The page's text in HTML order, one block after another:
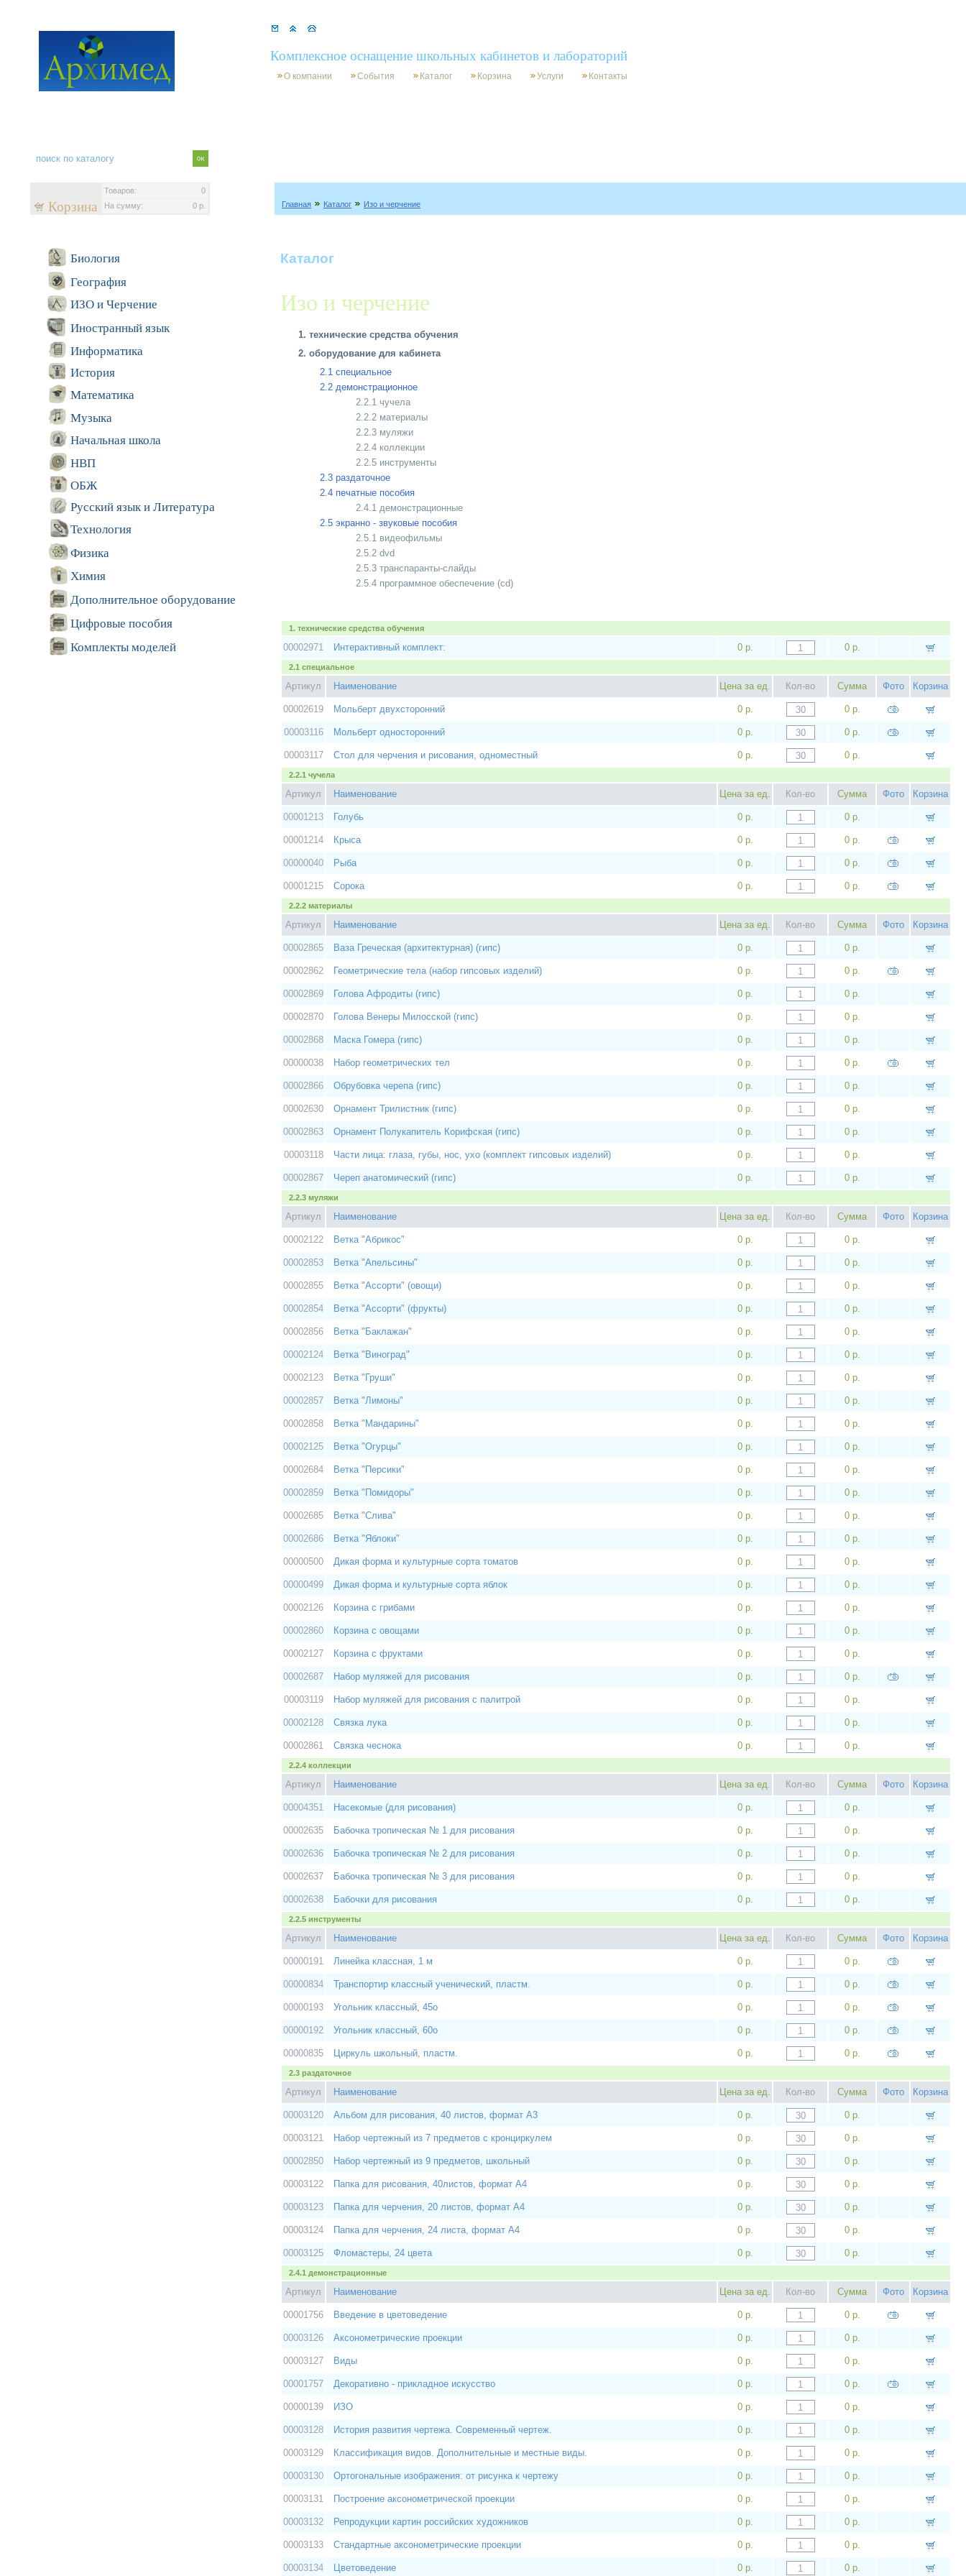
Комплексное оснащение школьных кабинетов и лабораторий
О компании События Каталог Корзина Услуги Контакты
Корзина
Товаров:
На сумму:
0
0 р.
Главная Каталог Изо и черчение
Биология
География
ИЗО и Черчение
Иностранный язык
Информатика
История
Математика
Музыка
Начальная школа
НВП
ОБЖ
Русский язык и Литература
Технология
Физика
Химия
Дополнительное оборудование
Цифровые пособия
Комплекты моделей
Каталог
Изо и черчение
1. технические средства обучения
2. оборудование для кабинета
2.1 специальное
2.2 демонстрационное
2.2.1 чучела
2.2.2 материалы
2.2.3 муляжи
2.2.4 коллекции
2.2.5 инструменты
2.3 раздаточное
2.4 печатные пособия
2.4.1 демонстрационные
2.5 экранно - звуковые пособия
2.5.1 видеофильмы
2.5.2 dvd
2.5.3 транспаранты-слайды
2.5.4 программное обеспечение (cd)
1. технические средства обучения
00002971 Интерактивный комплект: 0 р. 0 р.
2.1 специальное
Артикул Наименование Цена за ед. Кол-во Сумма Фото Корзина
00002619 Мольберт двухсторонний 0 р. 0 р.
00003116 Мольберт односторонний 0 р. 0 р.
00003117 Стол для черчения и рисования, одноместный 0 р. 0 р.
2.2.1 чучела
Артикул Наименование Цена за ед. Кол-во Сумма Фото Корзина
00001213 Голубь 0 р. 0 р.
00001214 Крыса 0 р. 0 р.
00000040 Рыба 0 р. 0 р.
00001215 Сорока 0 р. 0 р.
2.2.2 материалы
Артикул Наименование Цена за ед. Кол-во Сумма Фото Корзина
00002865 Ваза Греческая (архитектурная) (гипс) 0 р. 0 р.
00002862 Геометрические тела (набор гипсовых изделий) 0 р. 0 р.
00002869 Голова Афродиты (гипс) 0 р. 0 р.
00002870 Голова Венеры Милосской (гипс) 0 р. 0 р.
00002868 Маска Гомера (гипс) 0 р. 0 р.
00000038 Набор геометрических тел 0 р. 0 р.
00002866 Обрубовка черепа (гипс) 0 р. 0 р.
00002630 Орнамент Трилистник (гипс) 0 р. 0 р.
00002863 Орнамент Полукапитель Корифская (гипс) 0 р. 0 р.
00003118 Части лица: глаза, губы, нос, ухо (комплект гипсовых изделий) 0 р. 0 р.
00002867 Череп анатомический (гипс) 0 р. 0 р.
2.2.3 муляжи
Артикул Наименование Цена за ед. Кол-во Сумма Фото Корзина
00002122 Ветка "Абрикос" 0 р. 0 р.
00002853 Ветка "Апельсины" 0 р. 0 р.
00002855 Ветка "Ассорти" (овощи) 0 р. 0 р.
00002854 Ветка "Ассорти" (фрукты) 0 р. 0 р.
00002856 Ветка "Баклажан" 0 р. 0 р.
00002124 Ветка "Виноград" 0 р. 0 р.
00002123 Ветка "Груши" 0 р. 0 р.
00002857 Ветка "Лимоны" 0 р. 0 р.
00002858 Ветка "Мандарины" 0 р. 0 р.
00002125 Ветка "Огурцы" 0 р. 0 р.
00002684 Ветка "Персики" 0 р. 0 р.
00002859 Ветка "Помидоры" 0 р. 0 р.
00002685 Ветка "Слива" 0 р. 0 р.
00002686 Ветка "Яблоки" 0 р. 0 р.
00000500 Дикая форма и культурные сорта томатов 0 р. 0 р.
00000499 Дикая форма и культурные сорта яблок 0 р. 0 р.
00002126 Корзина с грибами 0 р. 0 р.
00002860 Корзина с овощами 0 р. 0 р.
00002127 Корзина с фруктами 0 р. 0 р.
00002687 Набор муляжей для рисования 0 р. 0 р.
00003119 Набор муляжей для рисования с палитрой 0 р. 0 р.
00002128 Связка лука 0 р. 0 р.
00002861 Связка чеснока 0 р. 0 р.
2.2.4 коллекции
Артикул Наименование Цена за ед. Кол-во Сумма Фото Корзина
00004351 Насекомые (для рисования) 0 р. 0 р.
00002635 Бабочка тропическая № 1 для рисования 0 р. 0 р.
00002636 Бабочка тропическая № 2 для рисования 0 р. 0 р.
00002637 Бабочка тропическая № 3 для рисования 0 р. 0 р.
00002638 Бабочки для рисования 0 р. 0 р.
2.2.5 инструменты
Артикул Наименование Цена за ед. Кол-во Сумма Фото Корзина
00000191 Линейка классная, 1 м 0 р. 0 р.
00000834 Транспортир классный ученический, пластм. 0 р. 0 р.
00000193 Угольник классный, 45о 0 р. 0 р.
00000192 Угольник классный, 60о 0 р. 0 р.
00000835 Циркуль школьный, пластм. 0 р. 0 р.
2.3 раздаточное
Артикул Наименование Цена за ед. Кол-во Сумма Фото Корзина
00003120 Альбом для рисования, 40 листов, формат А3 0 р. 0 р.
00003121 Набор чертежный из 7 предметов с кронциркулем 0 р. 0 р.
00002850 Набор чертежный из 9 предметов, школьный 0 р. 0 р.
00003122 Папка для рисования, 40листов, формат А4 0 р. 0 р.
00003123 Папка для черчения, 20 листов, формат А4 0 р. 0 р.
00003124 Папка для черчения, 24 листа, формат А4 0 р. 0 р.
00003125 Фломастеры, 24 цвета 0 р. 0 р.
2.4.1 демонстрационные
Артикул Наименование Цена за ед. Кол-во Сумма Фото Корзина
00001756 Введение в цветоведение 0 р. 0 р.
00003126 Аксонометрические проекции 0 р. 0 р.
00003127 Виды 0 р. 0 р.
00001757 Декоративно - прикладное искусство 0 р. 0 р.
00000139 ИЗО 0 р. 0 р.
00003128 История развития чертежа. Современный чертеж. 0 р. 0 р.
00003129 Классификация видов. Дополнительные и местные виды. 0 р. 0 р.
00003130 Ортогональные изображения: от рисунка к чертежу 0 р. 0 р.
00003131 Построение аксонометрической проекции 0 р. 0 р.
00003132 Репродукции картин российских художников 0 р. 0 р.
00003133 Стандартные аксонометрические проекции 0 р. 0 р.
00003134 Цветоведение 0 р. 0 р.